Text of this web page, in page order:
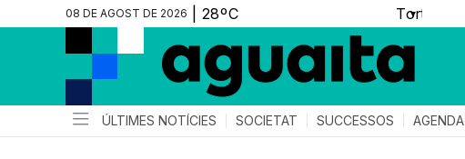
08 DE AGOST DE 2026 ▼
ÚLTIMES NOTÍCIES SOCIETAT SUCCESSOS AGENDA